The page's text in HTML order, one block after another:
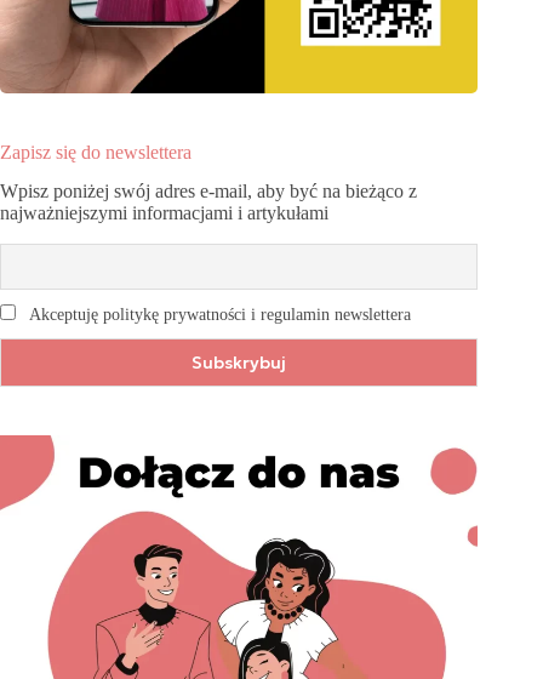
Zapisz się do newslettera
Wpisz poniżej swój adres e-mail, aby być na bieżąco z
najważniejszymi informacjami i artykułami
Akceptuję politykę prywatności i regulamin newslettera